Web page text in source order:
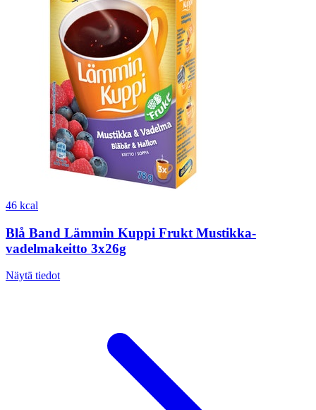
46 kcal
Blå Band Lämmin Kuppi Frukt Mustikka-
vadelmakeitto 3x26g
Näytä tiedot